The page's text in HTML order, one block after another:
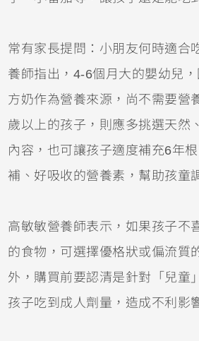
常有家長提問：小朋友何時適合
養師指出，4-6個月大的嬰幼兒
方奶作為營養來源，尚不需要營
歲以上的孩子，則應多挑選天然
內容，也可讓孩子適度補充6年
補、好吸收的營養素，幫助孩童
高敏敏營養師表示，如果孩子不
的食物，可選擇優格狀或偏流質
外，購買前要認清是針對「兒童
孩子吃到成人劑量，造成不利影